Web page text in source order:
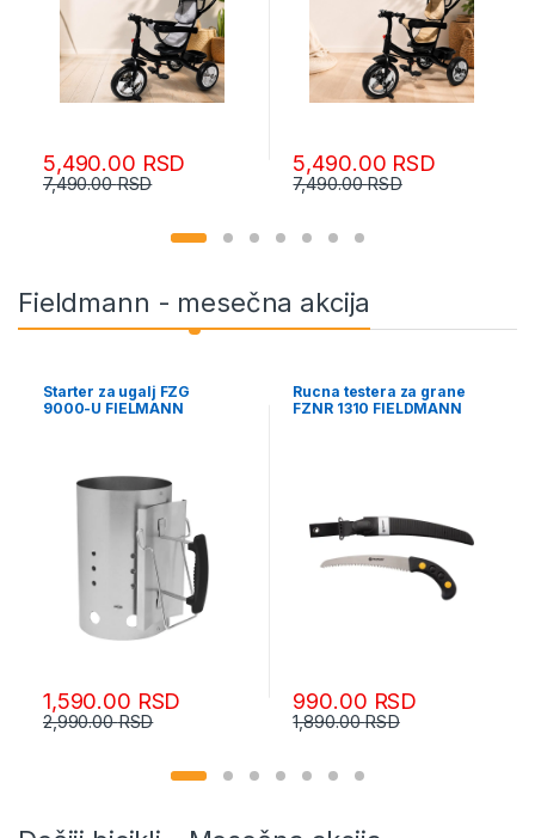
5,490.00 RSD
7,490.00RSD
5,490.00 RSD
7,490.00RSD
Fieldmann - mesečna akcija
Starter za ugalj FZG
9000-U FIELMANN
1,590.00 RSD
2,990.00RSD
Rucna testera za grane
FZNR 1310 FIELDMANN
990.00 RSD
1,890.00RSD